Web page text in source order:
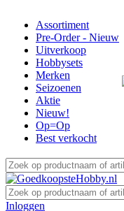
Assortiment
Pre-Order - Nieuw
Uitverkoop
Hobbysets
Merken
Seizoenen
Aktie
Nieuw!
Op=Op
Best verkocht
Inloggen